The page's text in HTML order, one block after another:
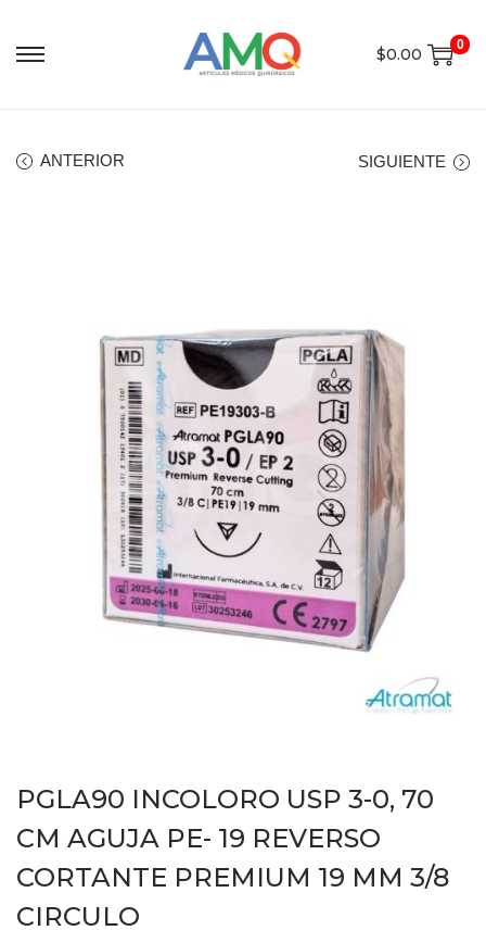
$0.00
0
ANTERIOR SIGUIENTE
PGLA90 INCOLORO USP 3-0, 70
CM AGUJA PE- 19 REVERSO
CORTANTE PREMIUM 19 MM 3/8
CIRCULO